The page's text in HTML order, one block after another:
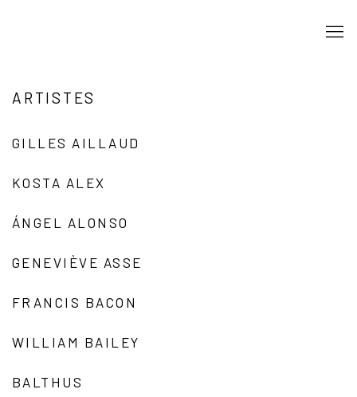
ARTISTES
GILLES AILLAUD
KOSTA ALEX
ÁNGEL ALONSO
GENEVIÈVE ASSE
FRANCIS BACON
WILLIAM BAILEY
BALTHUS